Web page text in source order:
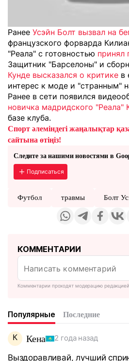
Ранее Усэйн Болт вызвал на
французского форварда
"Реала" с готовностью принял
Защитник "Барселоны" и
Кунде высказался о критике в
интерес к моде и "странным"
Ранее в сети появился
новичка мадридского "Реала"
базе клуба.
Спорт әлеміндегі жаңалықтар
сайтына өтіңіз!
Следите за нашими новостями в
Подписаться
Футбол травмы Болт
КОММЕНТАРИИ
Комментарии проходят модерацию редакцией
Популярные Последние
К Кена 2 года назад
Выздоравливай, лучший